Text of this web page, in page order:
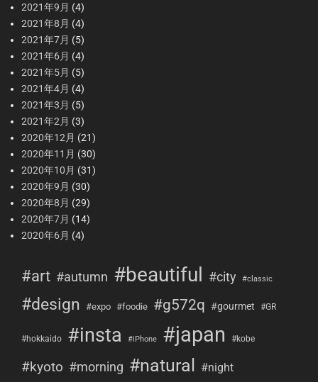
2021年9月 (4)
2021年8月 (4)
2021年7月 (5)
2021年6月 (4)
2021年5月 (5)
2021年4月 (4)
2021年3月 (5)
2021年2月 (3)
2020年12月 (21)
2020年11月 (30)
2020年10月 (31)
2020年9月 (30)
2020年8月 (29)
2020年7月 (14)
2020年6月 (4)
#art #autumn #beautiful #city #classic
#design #expo #foodie #g572q #gourmet #GR
#hokkaido #insta #iPhone #japan #kobe
#kyoto #morning #natural #night